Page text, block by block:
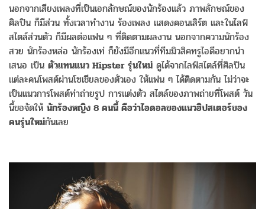
นอกจากเสียงเพลงที่เป็นเอกลักษณ์ของนักร้องแล้ว ภาพลักษณ์ของ
ศิลปิน ก็มีส่วน ทั้งเวลาทำงาน ร้องเพลง แสดงคอนเสิร์ต และในไลฟ์
สไตล์ส่วนตัว ก็มีผลต่อแฟน ๆ ที่ติดตามผลงาน นอกจากความนักร้อง
สวย นักร้องหล่อ นักร้องเท่ ก็ยังมีอีกแนวที่ทีมมิวสิคทรูไอดีอยากนำ
เสนอ เป็น ตัวแทนแนว Hipster รุ่นใหม่ ดูได้จากไลฟ์สไตล์ที่ศิลปิน
แต่ละคนโพสต์ผ่านโซเชียลของตัวเอง ให้แฟน ๆ ได้ติดตามกัน ไม่ว่าจะ
เป็นแนวการโพสต์ท่าถ่ายรูป การแต่งตัว สไตล์ของภาพถ่ายที่โพสต์ วัน
นี้ขอจัดให้ นักร้องหญิง 8 คนนี้ คือว่าไอดอลของแนวฮิปสเตอร์ของ
คนรุ่นใหม่กันเลย